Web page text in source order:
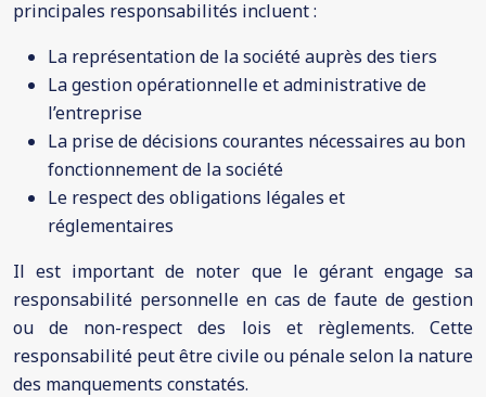
principales responsabilités incluent :
La représentation de la société auprès des tiers
La gestion opérationnelle et administrative de
l’entreprise
La prise de décisions courantes nécessaires au bon
fonctionnement de la société
Le respect des obligations légales et
réglementaires
Il est important de noter que le gérant engage sa
responsabilité personnelle en cas de faute de gestion
ou de non-respect des lois et règlements. Cette
responsabilité peut être civile ou pénale selon la nature
des manquements constatés.